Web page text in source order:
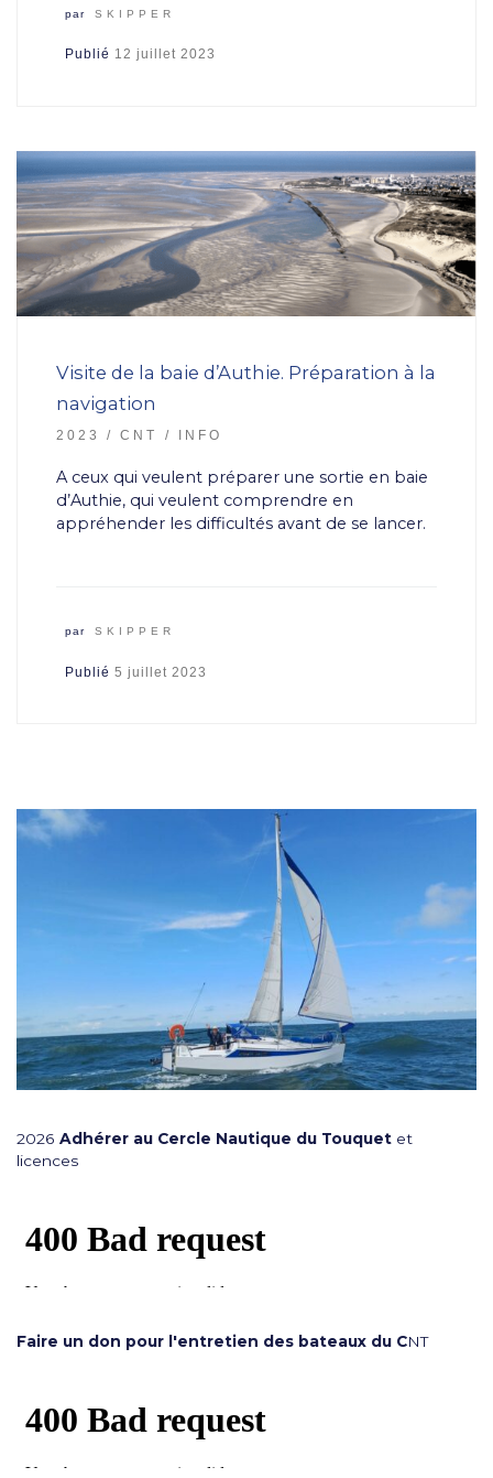
par SKIPPER
Publié 12 juillet 2023
Visite de la baie d’Authie. Préparation à la
navigation
2023 CNT INFO
A ceux qui veulent préparer une sortie en baie
d’Authie, qui veulent comprendre en
appréhender les difficultés avant de se lancer.
par SKIPPER
Publié5 juillet 2023
2026 Adhérer au Cercle Nautique du Touquet et
licences
Faire un don pour l'entretien des bateaux du CNT